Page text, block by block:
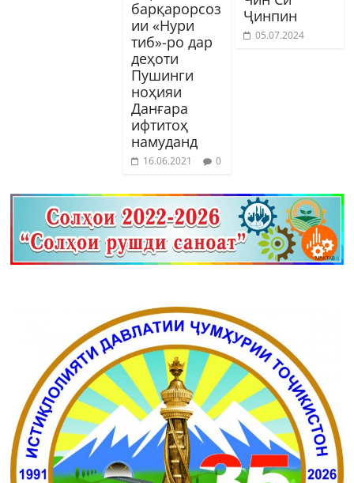
барқарорсоз
ии «Нури
тиб»-ро дар
деҳоти
Пушинги
ноҳияи
Данғара
ифтитоҳ
намуданд
16.06.2021 0
Ҷинпин
05.07.2024